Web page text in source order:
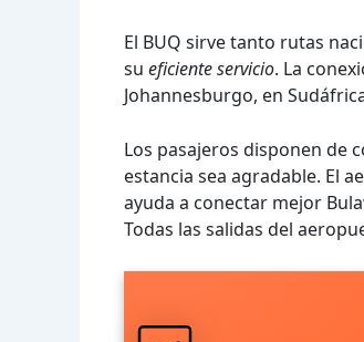
El BUQ sirve tanto rutas
su eficiente servicio. La
Johannesburgo, en
Los pasajeros disponen de
estancia sea agradable. El
ayuda a conectar mejor
Todas las salidas del